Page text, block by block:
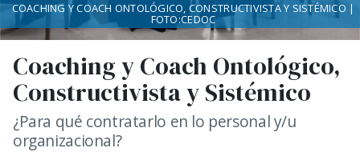
Coaching y Coach Ontológico,
Constructivista y Sistémico
¿Para qué contratarlo en lo personal y/u
organizacional?
COACHING Y COACH ONTOLÓGICO, CONSTRUCTIVISTA Y SISTÉMICO |
FOTO:CEDOC